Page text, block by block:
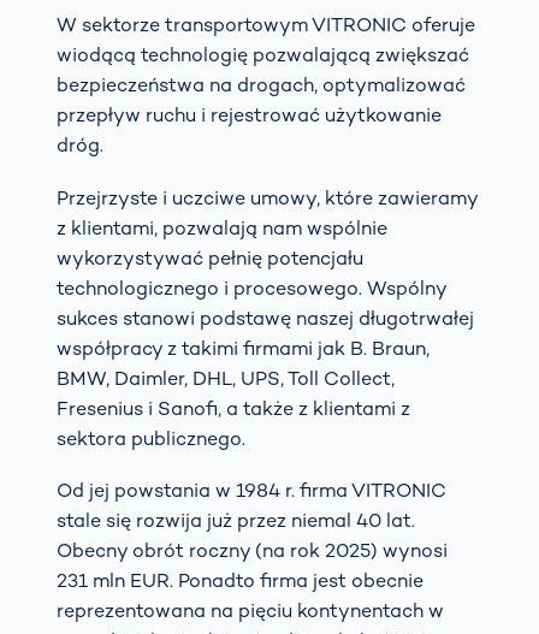
W sektorze transportowym VITRONIC oferuje
wiodącą technologię pozwalającą zwiększać
bezpieczeństwa na drogach, optymalizować
przepływ ruchu i rejestrować użytkowanie
dróg.
Przejrzyste i uczciwe umowy, które zawieramy
z klientami, pozwalają nam wspólnie
wykorzystywać pełnię potencjału
technologicznego i procesowego. Wspólny
sukces stanowi podstawę naszej długotrwałej
współpracy z takimi firmami jak B. Braun,
BMW, Daimler, DHL, UPS, Toll Collect,
Fresenius i Sanofi, a także z klientami z
sektora publicznego.
Od jej powstania w 1984 r. firma VITRONIC
stale się rozwija już przez niemal 40 lat.
Obecny obrót roczny (na rok 2025) wynosi
231 mln EUR. Ponadto firma jest obecnie
reprezentowana na pięciu kontynentach w